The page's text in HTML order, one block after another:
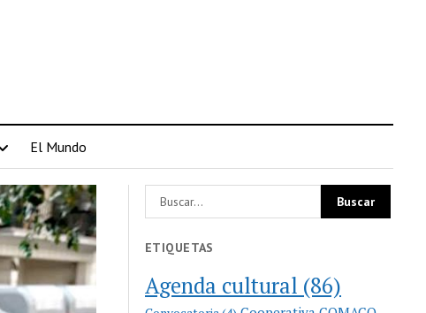
El Mundo
ETIQUETAS
Agenda cultural (86)